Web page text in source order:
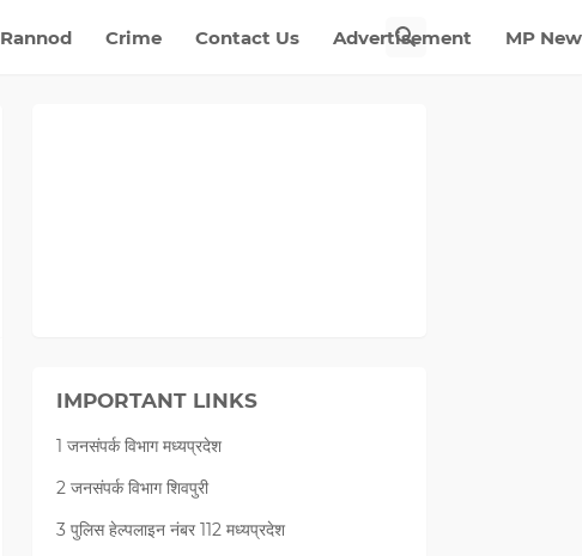
Rannod Crime Contact Us Advertisement MP
IMPORTANT LINKS
1 जनसंपर्क विभाग मध्यप्रदेश
2 जनसंपर्क विभाग शिवपुरी
3 पुलिस हेल्पलाइन नंबर 112 मध्‍यप्रदेश